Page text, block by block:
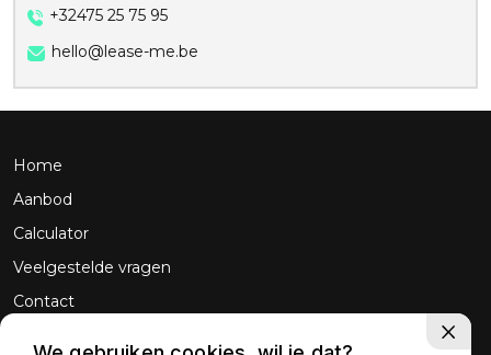
+32475 25 75 95
hello@lease-me.be
Home
Aanbod
Calculator
Veelgestelde vragen
Contact